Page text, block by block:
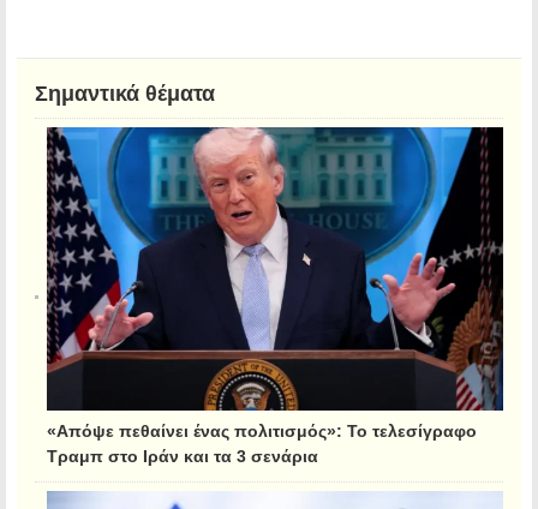
Σημαντικά θέματα
«Απόψε πεθαίνει ένας πολιτισμός»: Το τελεσίγραφο
Τραμπ στο Ιράν και τα 3 σενάρια